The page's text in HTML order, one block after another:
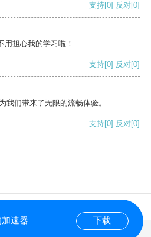
支持[0] 反对[0]
用担心我的学习啦！
支持[0] 反对[0]
我们带来了无限的流畅体验。
支持[0] 反对[0]
速器 下载